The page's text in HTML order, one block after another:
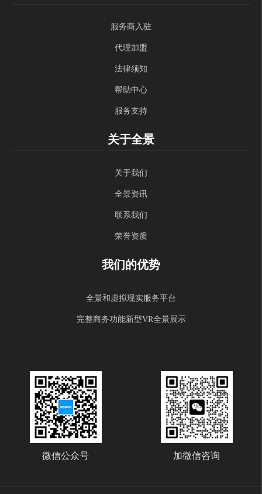
服务商入驻
代理加盟
法律须知
帮助中心
服务支持
关于全景
关于我们
全景资讯
联系我们
荣誉资质
我们的优势
全景和虚拟现实服务平台
完整商务功能新型VR全景展示
微信公众号 加微信咨询